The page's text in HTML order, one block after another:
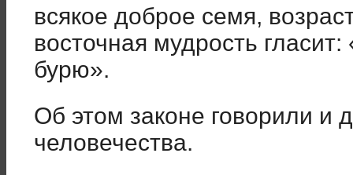
всякое доброе семя,
восточная мудрость
бурю».
Об этом законе говорили и
человечества.